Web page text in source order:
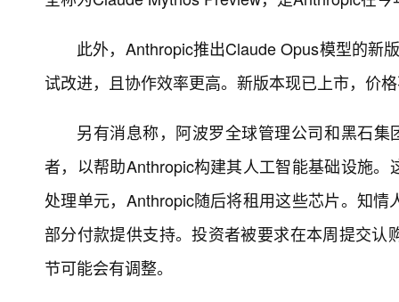
此外，Anthropic推出Claude Opus模型的新
试改进，且协作效率更高。新版本现已上市，价
另有消息称，阿波罗全球管理公司和黑石
者，以帮助Anthropic构建其人工智能基础设施
处理单元，Anthropic随后将租用这些芯片。知
部分付款提供支持。投资者被要求在本周提交
节可能会有调整。